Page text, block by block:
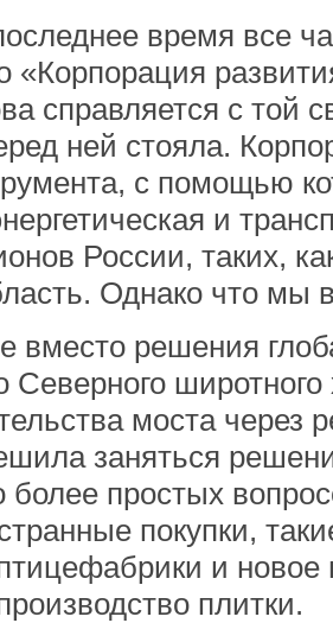
время все
«Корпорация
справляется с той
ней стояла.
с помощью
и
России, таких,
Однако что мы
вместо решения
Северного
моста через
заняться
более простых
покупки,
и новое
плитки.